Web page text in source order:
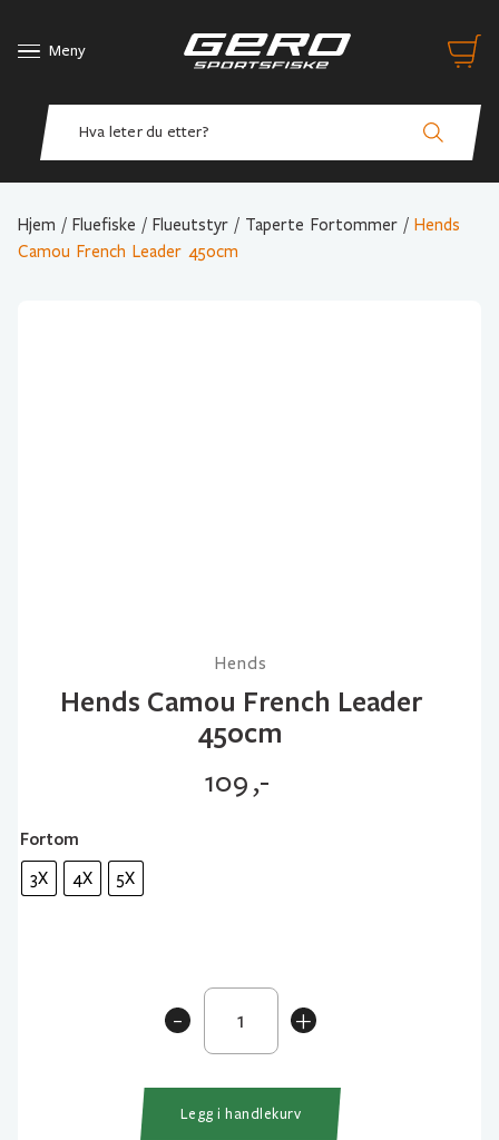
Meny
Hjem / Fluefiske / Flueutstyr / Taperte Fortommer / Hends
Camou French Leader 450cm
Hends
Hends Camou French Leader
450cm
109,-
Fortom
3X 4X 5X
+
Hends
Camou
French
450cm
-
Legg i handlekurv